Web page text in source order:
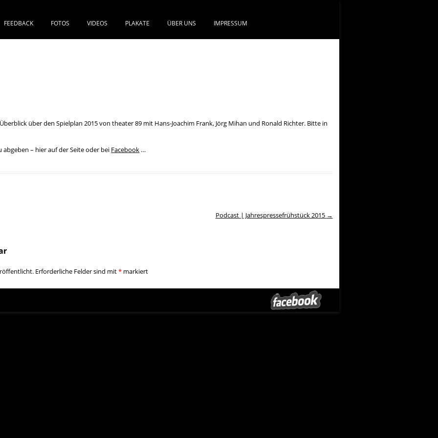
FEEDBACK FOTOS VIDEOS PLAKATE ÜBER UNS IMPRESSUM
über den Spielplan 2015 von theater 89 mit Hans-Joachim Frank, Jörg Mihan und Ronald Richter. Bitte in
– hier auf der Seite oder bei Facebook …
Podcast | Jahrespressefrühstück 2015 →
Erforderliche Felder sind mit*markiert